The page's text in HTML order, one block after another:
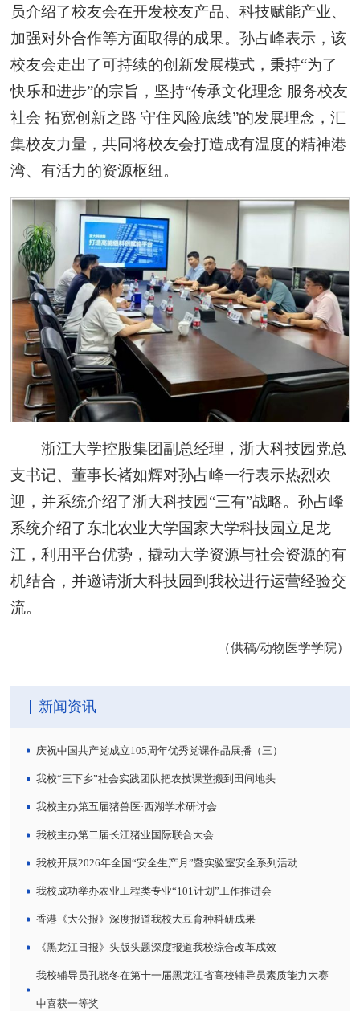
员介绍了校友会在开发校友产品、科技赋能产业、
加强对外合作等方面取得的成果。孙占峰表示，该
校友会走出了可持续的创新发展模式，秉持“为了
快乐和进步”的宗旨，坚持“传承文化理念 服务校友
社会 拓宽创新之路 守住风险底线”的发展理念，汇
集校友力量，共同将校友会打造成有温度的精神港
湾、有活力的资源枢纽。
浙江大学控股集团副总经理，浙大科技园党总
支书记、董事长褚如辉对孙占峰一行表示热烈欢
迎，并系统介绍了浙大科技园“三有”战略。孙占峰
系统介绍了东北农业大学国家大学科技园立足龙
江，利用平台优势，撬动大学资源与社会资源的有
机结合，并邀请浙大科技园到我校进行运营经验交
流。
（供稿/动物医学学院）
新闻资讯
庆祝中国共产党成立105周年优秀党课作品展播（三）
我校“三下乡”社会实践团队把农技课堂搬到田间地头
我校主办第五届猪兽医·西湖学术研讨会
我校主办第二届长江猪业国际联合大会
我校开展2026年全国“安全生产月”暨实验室安全系列活动
我校成功举办农业工程类专业“101计划”工作推进会
香港《大公报》深度报道我校大豆育种科研成果
《黑龙江日报》头版头题深度报道我校综合改革成效
我校辅导员孔晓冬在第十一届黑龙江省高校辅导员素质能力大赛
中喜获一等奖